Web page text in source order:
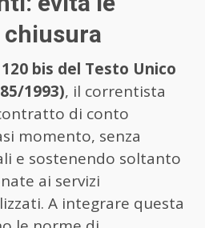
chiusura
bis del Testo Unico
1993), il correntista
di conto
momento, senza
e sostenendo soltanto
ai servizi
A integrare questa